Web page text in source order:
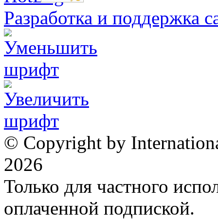
Разработка и поддержка
© Copyright by
2026
Только для частного
оплаченной подпиской.